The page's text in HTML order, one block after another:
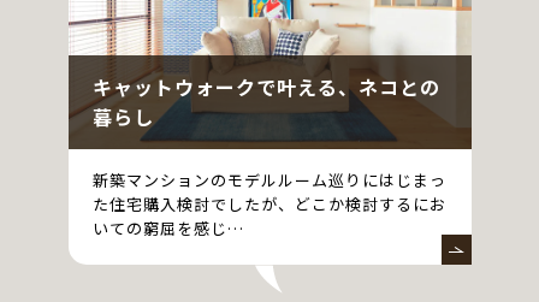
キャットウォークで叶える、ネコとの
暮らし
新築マンションのモデルルーム巡りにはじまっ
た住宅購入検討でしたが、どこか検討するにお
いての窮屈を感じ…